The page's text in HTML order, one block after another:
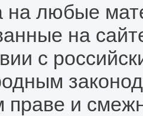
на любые
на
с
праве и